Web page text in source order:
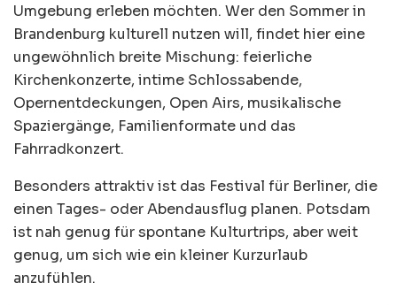
Umgebung erleben möchten. Wer den Sommer in
Brandenburg kulturell nutzen will, findet hier eine
ungewöhnlich breite Mischung: feierliche
Kirchenkonzerte, intime Schlossabende,
Opernentdeckungen, Open Airs, musikalische
Spaziergänge, Familienformate und das
Fahrradkonzert.
Besonders attraktiv ist das Festival für Berliner, die
einen Tages- oder Abendausflug planen. Potsdam
ist nah genug für spontane Kulturtrips, aber weit
genug, um sich wie ein kleiner Kurzurlaub
anzufühlen.